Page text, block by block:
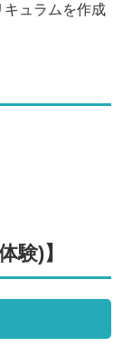
キュラムを作成
験)】